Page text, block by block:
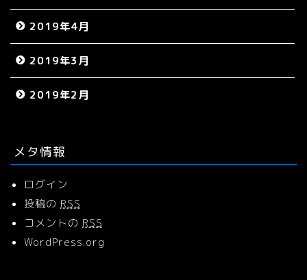
2019年4月
2019年3月
2019年2月
メタ情報
ログイン
投稿の RSS
コメントの RSS
WordPress.org